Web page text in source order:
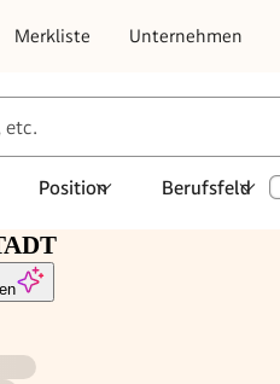
Merkliste Unternehmen
etc.
Position Berufsfeld